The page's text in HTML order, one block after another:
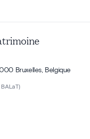
Bruxelles, Belgique